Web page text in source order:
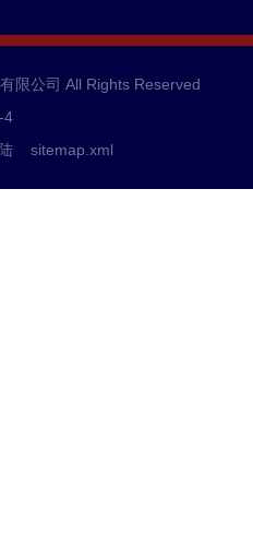
限公司 All Rights Reserved
4
sitemap.xml